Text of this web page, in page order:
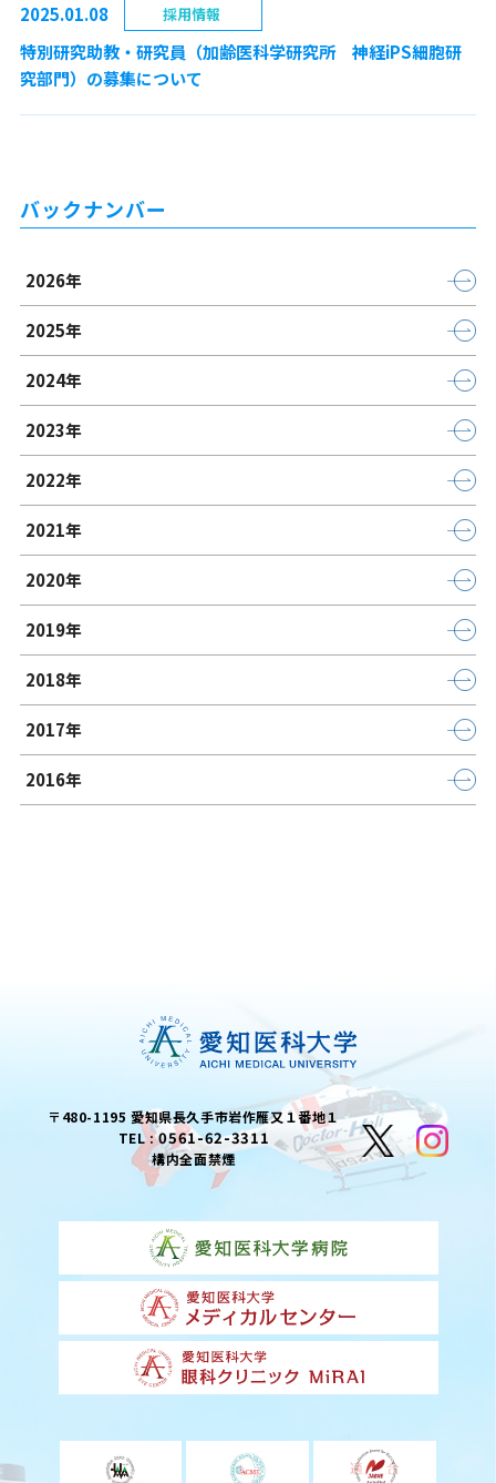
2025.01.08 採用情報
特別研究助教・研究員（加齢医科学研究所 神経iPS細胞研
究部門）の募集について
バックナンバー
2026年
2025年
2024年
2023年
2022年
2021年
2020年
2019年
2018年
2017年
2016年
〒480-1195 愛知県長久手市岩作雁又１番地１
TEL :0561-62-3311
構内全面禁煙